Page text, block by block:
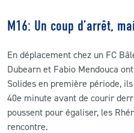
M16: Un coup d’arrêt,
En déplacement chez un FC
Dubearn et Fabio Mendouca
Solides en première période,
40e minute avant de courir
poussent pour égaliser, les
rencontre.